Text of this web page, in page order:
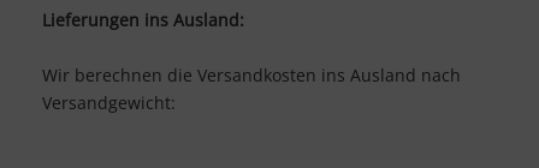
Lieferungen ins Ausland:
Wir berechnen die Versandkosten ins Ausland nach
Versandgewicht: